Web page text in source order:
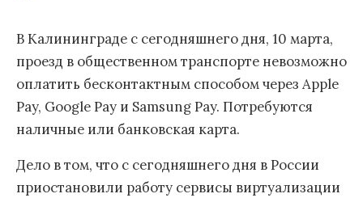
В Калининграде с сегодняшнего дня, 10 марта,
проезд в общественном транспорте невозможно
оплатить бесконтактным способом через Apple
Pay, Google Pay и Samsung Pay. Потребуются
наличные или банковская карта.
Дело в том, что с сегодняшнего дня в России
приостановили работу сервисы виртуализации